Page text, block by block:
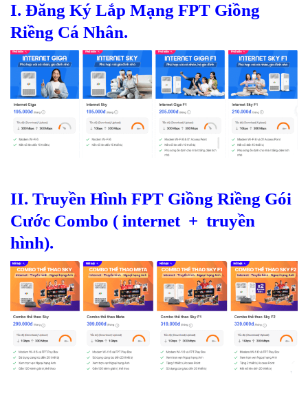
I. Đăng Ký Lắp Mạng FPT Giồng
Riềng Cá Nhân.
II. Truyền Hình FPT Giồng Riềng Gói
Cước Combo ( internet + truyền
hình).